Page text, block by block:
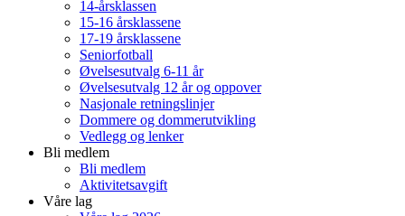
14-årsklassen
15-16 årsklassene
17-19 årsklassene
Seniorfotball
Øvelsesutvalg 6-11 år
Øvelsesutvalg 12 år og oppover
Nasjonale retningslinjer
Dommere og dommerutvikling
Vedlegg og lenker
Bli medlem
Bli medlem
Aktivitetsavgift
Våre lag